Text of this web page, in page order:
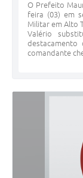
O Prefeito
feira (03) em
Militar em Alto
Valério
destacamento
comandante